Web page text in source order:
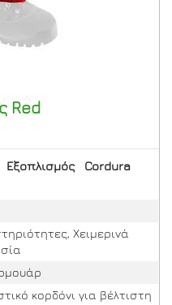
Red
Εξοπλισμός
Cordura
Χειμερινά
κορδόνι για βέλτιστη